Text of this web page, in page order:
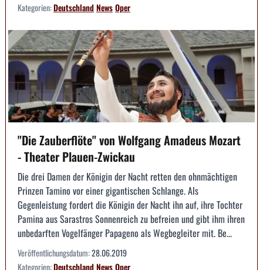
Kategorien:DeutschlandNewsOper
"Die Zauberflöte" von Wolfgang Amadeus Mozart
- Theater Plauen-Zwickau
Die drei Damen der Königin der Nacht retten den ohnmächtigen
Prinzen Tamino vor einer gigantischen Schlange. Als
Gegenleistung fordert die Königin der Nacht ihn auf, ihre Tochter
Pamina aus Sarastros Sonnenreich zu befreien und gibt ihm ihren
unbedarften Vogelfänger Papageno als Wegbegleiter mit. Be...
Veröffentlichungsdatum:28.06.2019
Kategorien:DeutschlandNewsOper